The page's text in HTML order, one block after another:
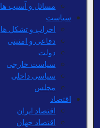
مسائل و آسیب ها
سیاست
احزاب و تشکل ها
دفاعی و امنیتی
دولت
سیاست خارجی
سیاسی داخلی
مجلس
اقتصاد
اقتصاد ایران
اقتصاد جهان